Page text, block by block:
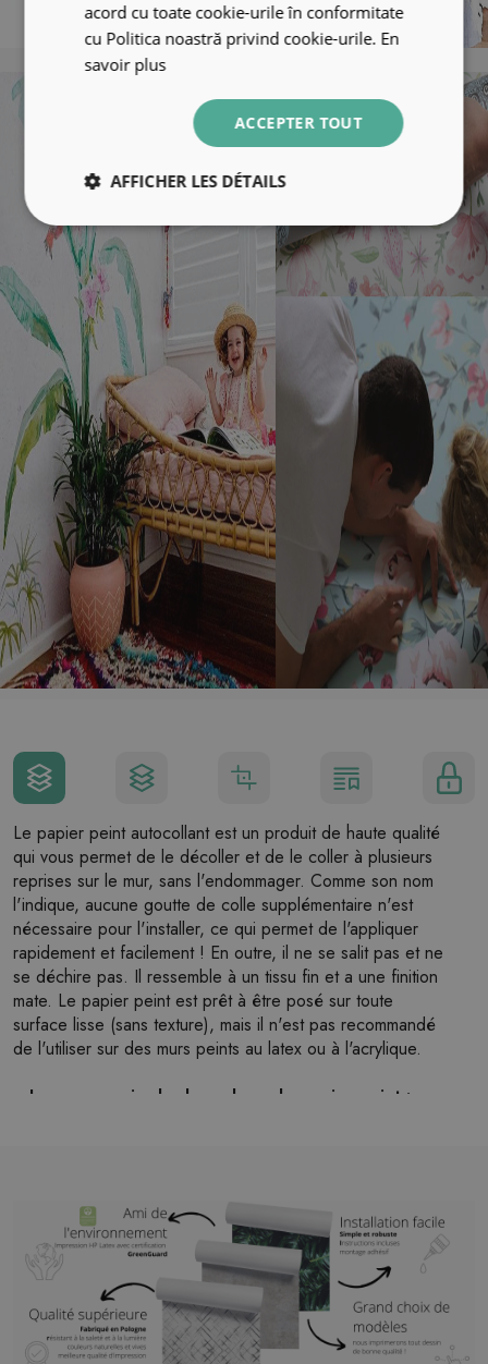
Le papier peint autocollant est un produit de haute qualité
qui vous permet de le décoller et de le coller à plusieurs
reprises sur le mur, sans l'endommager. Comme son nom
l'indique, aucune goutte de colle supplémentaire n'est
nécessaire pour l'installer, ce qui permet de l'appliquer
rapidement et facilement ! En outre, il ne se salit pas et ne
se déchire pas. Il ressemble à un tissu fin et a une finition
mate. Le papier peint est prêt à être posé sur toute
surface lisse (sans texture), mais il n'est pas recommandé
de l'utiliser sur des murs peints au latex ou à l'acrylique.
Largeur maximale du rouleau de papier peint :
Finition :
mate légère
Colle :Pas nécessaire
Utilisation :
Salon, chambre à coucher, bureaux, hall
d'entrée et bien d'autres
acord cu toate cookie-urile în conformitate
cu Politica noastră privind cookie-urile. En
savoir plus
ACCEPTER TOUT
AFFICHER LES DÉTAILS